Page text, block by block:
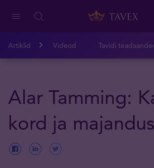
Artiklid Videod Tavidi
Alar Tamming:
kord ja majandus